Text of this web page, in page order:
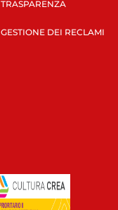
TRASPARENZA
GESTIONE DEI RECLAMI